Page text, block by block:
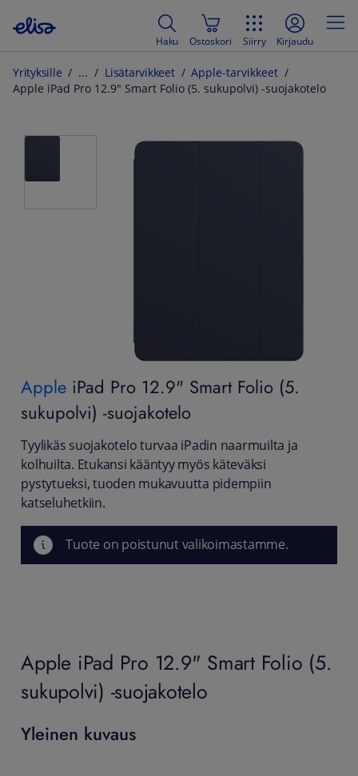
Haku Ostoskori Siirry Kirjaudu
Yrityksille Lisätarvikkeet
Apple-tarvikkeet
Apple iPad Pro 12.9" Smart Folio (5. sukupolvi) -suojakotelo
Apple iPad Pro 12.9" Smart Folio (5.
sukupolvi) -suojakotelo
Tyylikäs suojakotelo turvaa iPadin naarmuilta ja
kolhuilta. Etukansi kääntyy myös käteväksi
pystytueksi, tuoden mukavuutta pidempiin
katseluhetkiin.
Tuote on poistunut valikoimastamme.
Apple iPad Pro 12.9" Smart Folio (5.
sukupolvi) -suojakotelo
Yleinen kuvaus